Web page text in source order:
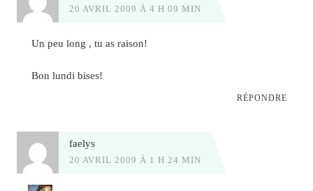
20 AVRIL 2009 À 4 H 09 MIN
Un peu long , tu as raison!
Bon lundi bises!
RÉPONDRE
faelys
20 AVRIL 2009 À 1 H 24 MIN